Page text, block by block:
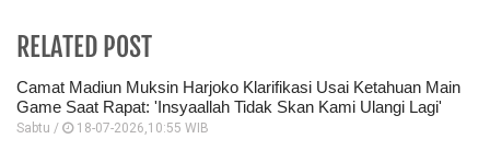
RELATED POST
Camat Madiun Muksin Harjoko Klarifikasi Usai Ketahuan Main
Game Saat Rapat: 'Insyaallah Tidak Skan Kami Ulangi Lagi'
Sabtu / 18-07-2026,10:55 WIB